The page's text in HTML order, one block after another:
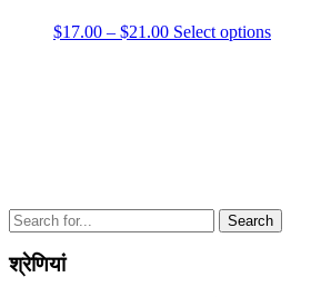
be
chosen
$17.00 – $21.00Price
Select optionsThis
chosen
on
Search
for:
श्रेणियां